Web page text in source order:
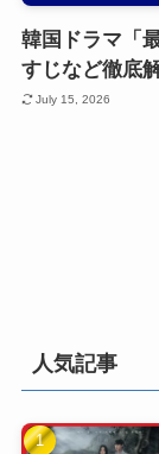
韓国ドラマ「
すじなど徹底
July 15, 2026
人気記事